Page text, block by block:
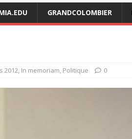
GRANDCOLOMBIER
2012, In memoriam, Politique 0